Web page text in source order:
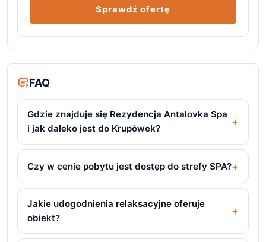
Sprawdź ofertę
FAQ
Gdzie znajduje się Rezydencja Antalovka Spa
i jak daleko jest do Krupówek?
Czy w cenie pobytu jest dostęp do strefy SPA?
Jakie udogodnienia relaksacyjne oferuje
obiekt?